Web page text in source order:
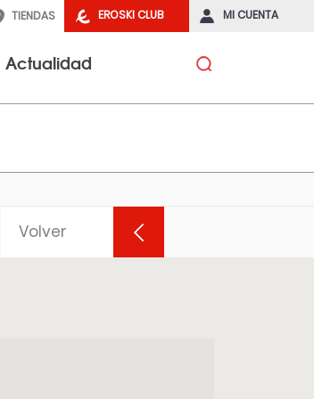
EROSKI CLUB MI CUENTA
TIENDAS
Actualidad
Volver